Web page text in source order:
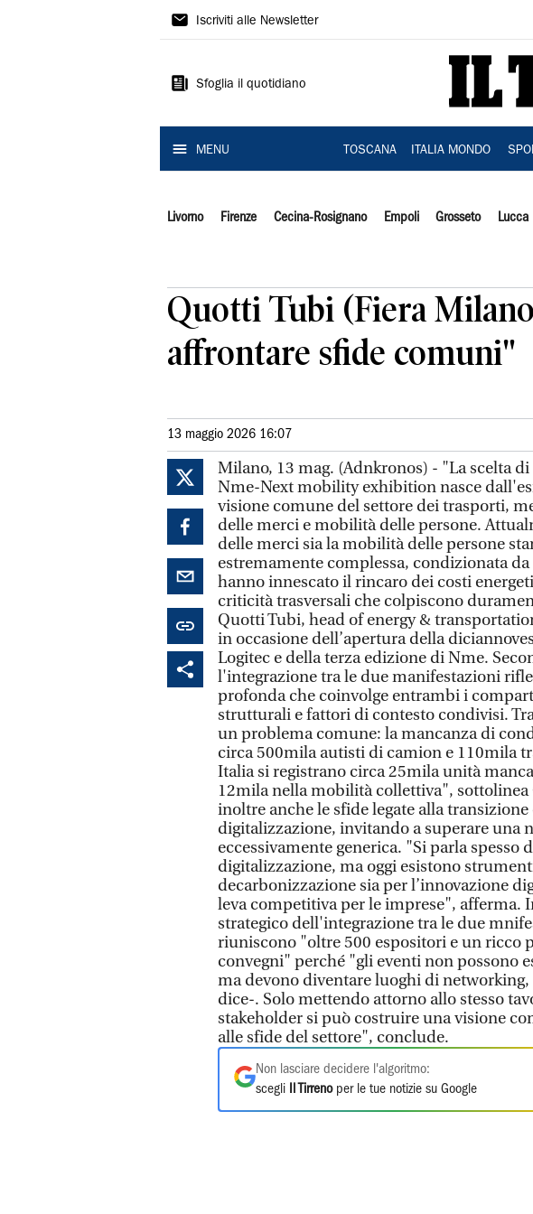
Il
Iscriviti alle Newsletter
Sfoglia il quotidiano
MENU TOSCANA ITALIA MONDO
Livorno Firenze Cecina-Rosignano Empoli Grosseto Lucca
Quotti Tubi (Fiera
affrontare sfide comuni"
13 maggio 2026 16:07
Milano, 13 mag. (Adnkronos) - "La scelta
Nme-Next mobility exhibition nasce
visione comune del settore dei trasporti,
delle merci e mobilità delle persone.
delle merci sia la mobilità delle persone
estremamente complessa, condizionata
hanno innescato il rincaro dei costi
criticità trasversali che colpiscono
Quotti Tubi, head of energy &
in occasione dell’apertura della
Logitec e della terza edizione di Nme.
l'integrazione tra le due manifestazioni
profonda che coinvolge entrambi i
strutturali e fattori di contesto condivisi.
un problema comune: la mancanza di
circa 500mila autisti di camion e 110mila
Italia si registrano circa 25mila unità
12mila nella mobilità collettiva",
inoltre anche le sfide legate alla transizione
digitalizzazione, invitando a superare una
eccessivamente generica. "Si parla spesso
digitalizzazione, ma oggi esistono
decarbonizzazione sia per l’innovazione
leva competitiva per le imprese", afferma.
strategico dell'integrazione tra le due
riuniscono "oltre 500 espositori e un ricco
convegni" perché "gli eventi non possono
ma devono diventare luoghi di
dice-. Solo mettendo attorno allo stesso
stakeholder si può costruire una visione
alle sfide del settore", conclude.
Non lasciare decidere l'algoritmo:
scegli
Il Tirrenoper le tue notizie su Google